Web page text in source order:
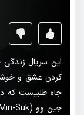
این سریال زندگی
جاه طلبیست که